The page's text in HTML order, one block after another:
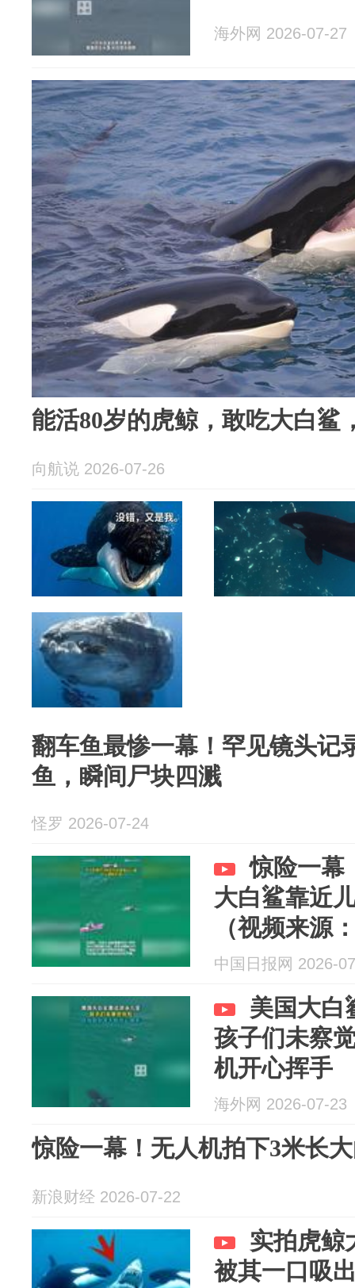
海外网 2026-07-27
能活80岁的虎鲸，敢吃大白鲨
向航说 2026-07-26
翻车鱼最惨一幕！罕见镜头记
鱼，瞬间尸块四溅
怪罗 2026-07-24
惊险一幕
大白鲨靠近
（视频来源
中国日报网 2026-
美国大白
孩子们未察
机开心挥手
海外网 2026-07-23
惊险一幕！无人机拍下3米长
新浪财经 2026-07-22
实拍虎鲸
被其一口吸